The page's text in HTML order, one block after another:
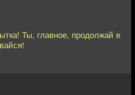
Ты, главное, продолжай в